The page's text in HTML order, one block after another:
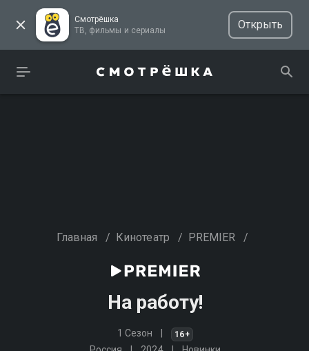
Смотрёшка
ТВ, фильмы и сериалы
Открыть
Главная / Кинотеатр / PREMIER /
На работу!
1 Сезон 16+